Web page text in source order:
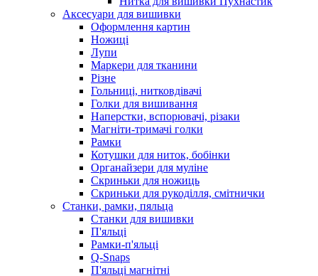
Аксесуари для вишивки
Оформлення картин
Ножиці
Лупи
Маркери для тканини
Різне
Гольниці, нитковдівачі
Голки для вишивання
Наперстки, вспорювачі, різаки
Магніти-тримачі голки
Рамки
Котушки для ниток, бобінки
Органайзери для муліне
Скриньки для ножиць
Скриньки для рукоділля, смітнички
Станки, рамки, пяльца
Станки для вишивки
П'яльці
Рамки-п'яльці
Q-Snaps
П'яльці магнітні